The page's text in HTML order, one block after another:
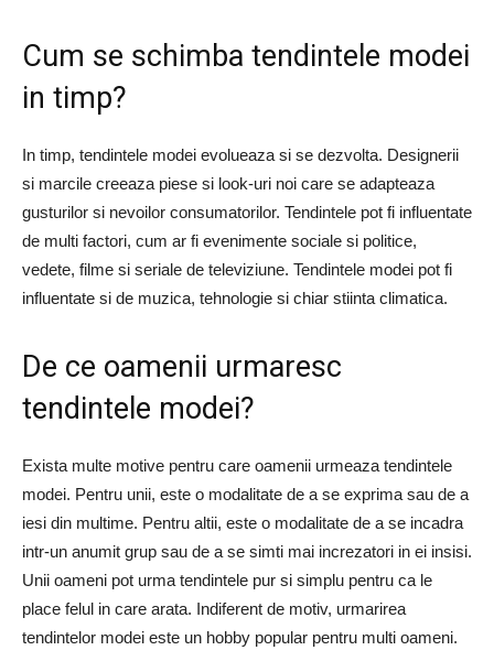
Cum se schimba tendintele modei
in timp?
In timp, tendintele modei evolueaza si se dezvolta. Designerii
si marcile creeaza piese si look-uri noi care se adapteaza
gusturilor si nevoilor consumatorilor. Tendintele pot fi influentate
de multi factori, cum ar fi evenimente sociale si politice,
vedete, filme si seriale de televiziune. Tendintele modei pot fi
influentate si de muzica, tehnologie si chiar stiinta climatica.
De ce oamenii urmaresc
tendintele modei?
Exista multe motive pentru care oamenii urmeaza tendintele
modei. Pentru unii, este o modalitate de a se exprima sau de a
iesi din multime. Pentru altii, este o modalitate de a se incadra
intr-un anumit grup sau de a se simti mai increzatori in ei insisi.
Unii oameni pot urma tendintele pur si simplu pentru ca le
place felul in care arata. Indiferent de motiv, urmarirea
tendintelor modei este un hobby popular pentru multi oameni.